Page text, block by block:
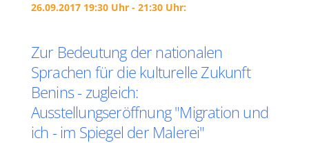
26.09.2017 19:30 Uhr - 21:30 Uhr:
Zur Bedeutung der nationalen
Sprachen für die kulturelle Zukunft
Benins - zugleich:
Ausstellungseröffnung "Migration und
ich - im Spiegel der Malerei"